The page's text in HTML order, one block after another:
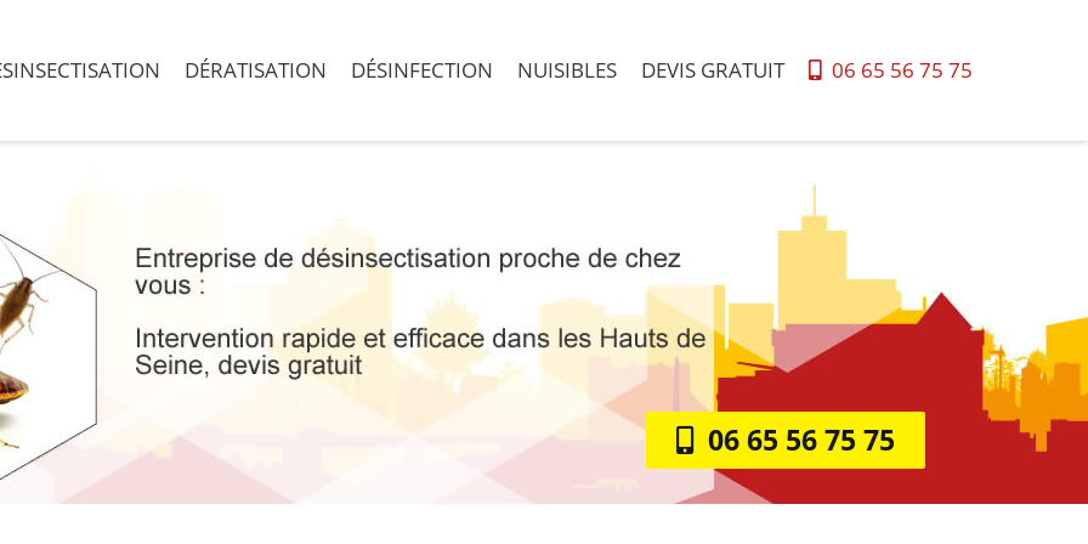
DÉRATISATION DÉSINFECTION NUISIBLES DEVIS GRATUIT 06 65 56 75 75
06 65 56 75 75